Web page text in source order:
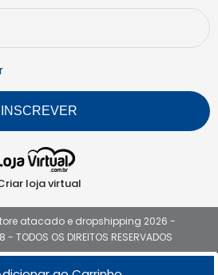
INSCREVER
loja virtual
atacado e dropshipping 2026 -
OS DIREITOS RESERVADOS